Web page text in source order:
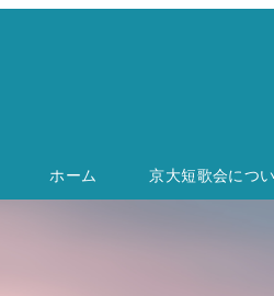
ホーム 京大短歌会につ